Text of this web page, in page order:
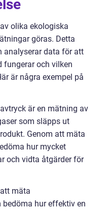
olika ekologiska
göras. Detta
analyserar data för att
fungerar och vilken
är några exempel på
är en mätning av
som släpps ut
Genom att mäta
hur mycket
och vidta åtgärder för
mäta
hur effektiv en